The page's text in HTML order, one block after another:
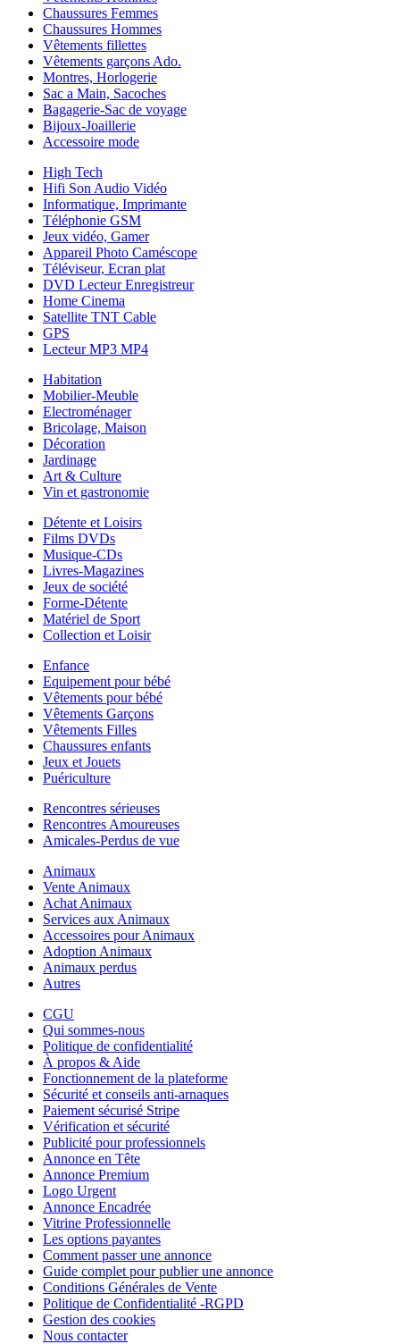
Chaussures Femmes
Chaussures Hommes
Vêtements fillettes
Vêtements garçons Ado.
Montres, Horlogerie
Sac a Main, Sacoches
Bagagerie-Sac de voyage
Bijoux-Joaillerie
Accessoire mode
High Tech
Hifi Son Audio Vidéo
Informatique, Imprimante
Téléphonie GSM
Jeux vidéo, Gamer
Appareil Photo Caméscope
Téléviseur, Ecran plat
DVD Lecteur Enregistreur
Home Cinema
Satellite TNT Cable
GPS
Lecteur MP3 MP4
Habitation
Mobilier-Meuble
Electroménager
Bricolage, Maison
Décoration
Jardinage
Art & Culture
Vin et gastronomie
Détente et Loisirs
Films DVDs
Musique-CDs
Livres-Magazines
Jeux de société
Forme-Détente
Matériel de Sport
Collection et Loisir
Enfance
Equipement pour bébé
Vêtements pour bébé
Vêtements Garçons
Vêtements Filles
Chaussures enfants
Jeux et Jouets
Puériculture
Rencontres sérieuses
Rencontres Amoureuses
Amicales-Perdus de vue
Animaux
Vente Animaux
Achat Animaux
Services aux Animaux
Accessoires pour Animaux
Adoption Animaux
Animaux perdus
Autres
CGU
Qui sommes-nous
Politique de confidentialité
À propos & Aide
Fonctionnement de la plateforme
Sécurité et conseils anti-arnaques
Paiement sécurisé Stripe
Vérification et sécurité
Publicité pour professionnels
Annonce en Tête
Annonce Premium
Logo Urgent
Annonce Encadrée
Vitrine Professionnelle
Les options payantes
Comment passer une annonce
Guide complet pour publier une annonce
Conditions Générales de Vente
Politique de Confidentialité -RGPD
Gestion des cookies
Nous contacter